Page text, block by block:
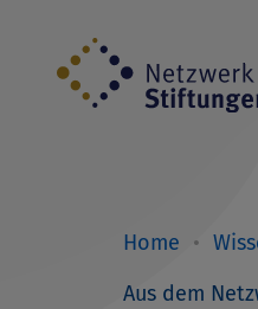
Inhalt
Home
Aus dem